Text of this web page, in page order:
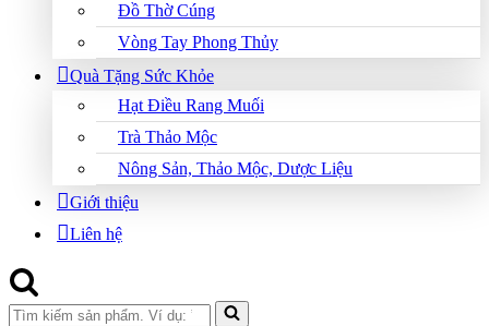
Đồ Thờ Cúng
Vòng Tay Phong Thủy
Quà Tặng Sức Khỏe
Hạt Điều Rang Muối
Trà Thảo Mộc
Nông Sản, Thảo Mộc, Dược Liệu
Giới thiệu
Liên hệ
Search